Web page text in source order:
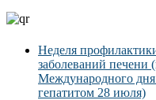
Неделя
заболеваний печени
Международного
гепатитом 28 июля)